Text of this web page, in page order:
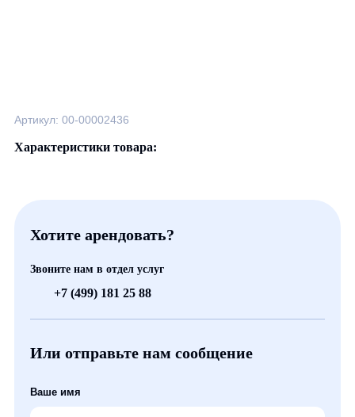
Артикул: 00-00002436
Характеристики товара:
Хотите арендовать?
Звоните нам в отдел услуг
+7 (499) 181 25 88
Или отправьте нам сообщение
Ваше имя